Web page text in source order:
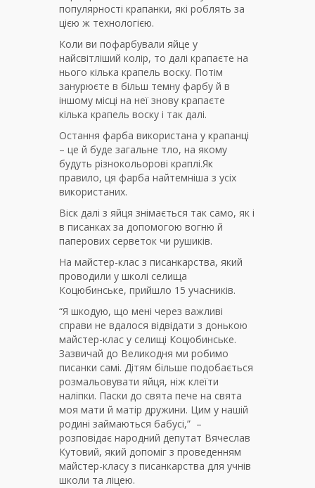
популярності крапанки, які роблять за
цією ж технологією.
Коли ви пофарбували яйце у
найсвітліший колір, то далі крапаєте на
нього кілька крапель воску. Потім
занурюєте в більш темну фарбу й в
іншому місці на неї знову крапаєте
кілька крапель воску і так далі.
Остання фарба використана у крапанці
– це й буде загальне тло, на якому
будуть різнокольорові краплі.Як
правило, ця фарба найтемніша з усіх
використаних.
Віск далі з яйця знімається так само, як і
в писанках за допомогою вогню й
паперових серветок чи рушиків.
На майстер-клас з писанкарства, який
проводили у школі селища
Коцюбинське, прийшло 15 учасників.
“Я шкодую, що мені через важливі
справи не вдалося відвідати з донькою
майстер-клас у селищі Коцюбинське.
Зазвичай до Великодня ми робимо
писанки самі. Дітям більше подобається
розмальовувати яйця, ніж клеїти
наліпки. Паски до свята пече на свята
моя мати й матір дружини. Цим у нашій
родині займаються бабусі,” –
розповідає народний депутат Вячеслав
Кутовий, який допоміг з проведенням
майстер-класу з писанкарства для учнів
школи та ліцею.